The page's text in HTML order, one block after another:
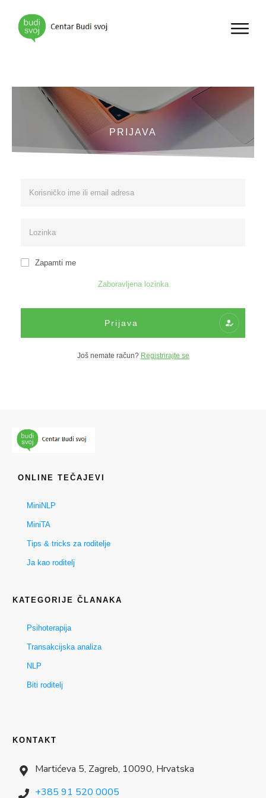
PRIJAVA
Zapamti me
Zaboravljena lozinka
Prijava
Još nemate račun? Registrirajte se
ONLINE TEČAJEVI
MiniNLP
MiniTA
Tips & tricks za roditelje
Ja kao roditelj
KATEGORIJE ČLANAKA
Psihoterapija
Transakcijska analiza
NLP
Biti roditelj
KONTAKT
Martićeva 5, Zagreb, 10090, Hrvatska
+385 91 520 0005